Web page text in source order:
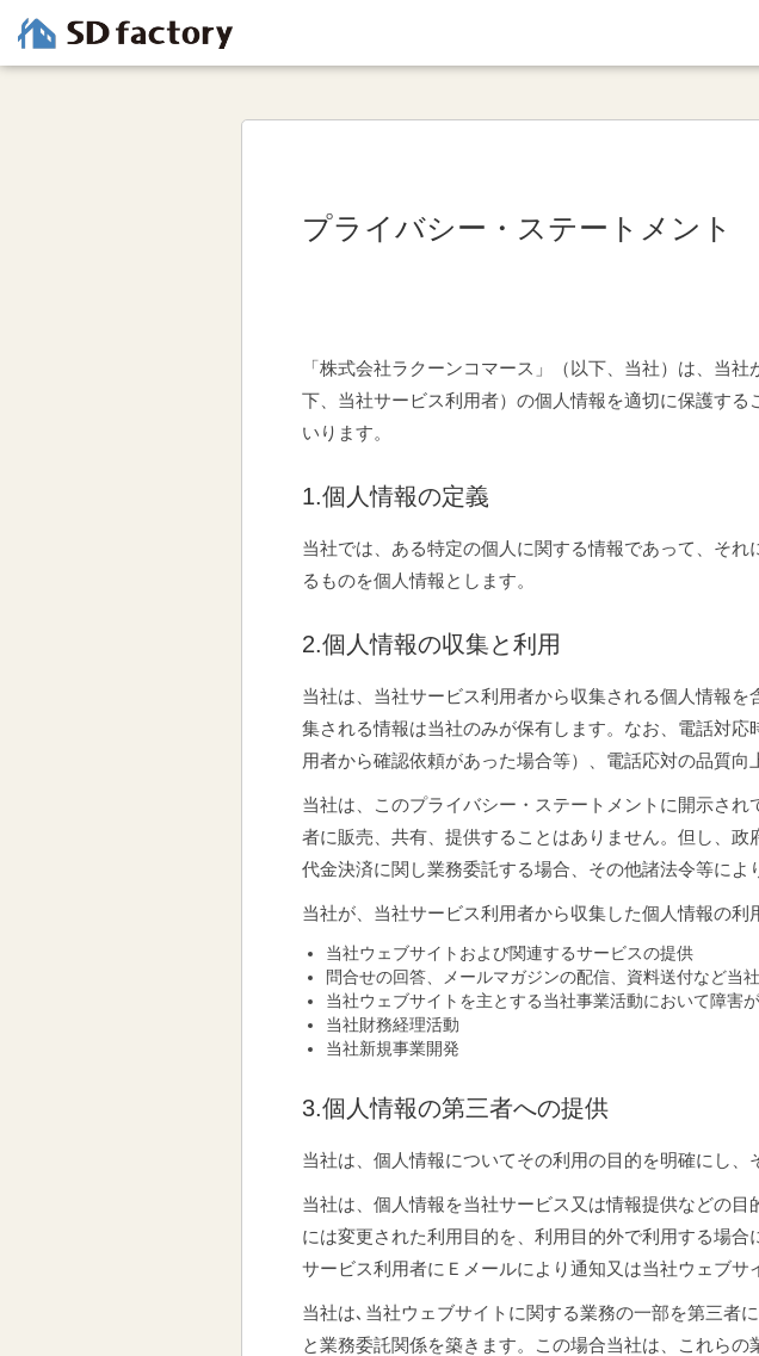
プライバシー・ステートメント
「株式会社ラクーンコマース」（以下、当社）は、当
下、当社サービス利用者）の個人情報を適切に保護す
いります。
1.個人情報の定義
当社では、ある特定の個人に関する情報であって、そ
るものを個人情報とします。
2.個人情報の収集と利用
当社は、当社サービス利用者から収集される個人情報
集される情報は当社のみが保有します。なお、電話対
用者から確認依頼があった場合等）、電話応対の品質
当社は、このプライバシー・ステートメントに開示さ
者に販売、共有、提供することはありません。但し、
代金決済に関し業務委託する場合、その他諸法令等によ
当社が、当社サービス利用者から収集した個人情報の利
当社ウェブサイトおよび関連するサービスの提供
問合せの回答、メールマガジンの配信、資料送付など当
当社ウェブサイトを主とする当社事業活動において障害
当社財務経理活動
当社新規事業開発
3.個人情報の第三者への提供
当社は、個人情報についてその利用の目的を明確にし、
当社は、個人情報を当社サービス又は情報提供などの
には変更された利用目的を、利用目的外で利用する場
サービス利用者にＥメールにより通知又は当社ウェブサ
当社は､当社ウェブサイトに関する業務の一部を第三者
と業務委託関係を築きます。この場合当社は、これら